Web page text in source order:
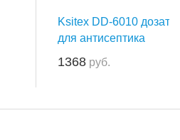
Ksitex DD-6010
для антисептика
1368 руб.